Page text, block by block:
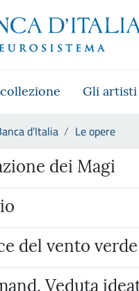
Gli artisti
d'Italia Le opere
dei Magi
del vento verde
Veduta